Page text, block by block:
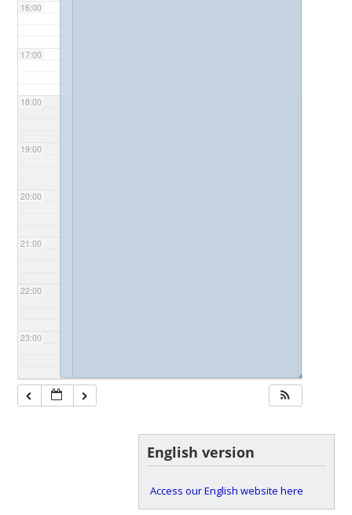
16:00
17:00
18:00
19:00
20:00
21:00
22:00
23:00
◢◢
English version
Access our English website here